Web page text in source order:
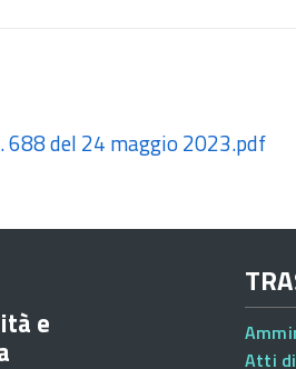
688 del 24 maggio 2023.pdf
e
Atti